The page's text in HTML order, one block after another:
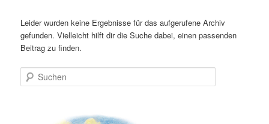
Leider wurden keine Ergebnisse für das aufgerufene Archiv
gefunden. Vielleicht hilft dir die Suche dabei, einen passenden
Beitrag zu finden.
Suchen